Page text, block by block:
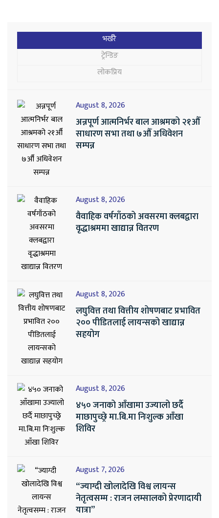
भर्खरै
ट्रेन्डिङ
लोकप्रिय
August 8, 2026
अन्नपूर्ण आत्मनिर्भर बाल आश्रमको २१औँ
साधारण सभा तथा ७औँ अधिवेशन
सम्पन्न
August 8, 2026
वैवाहिक वर्षगाँठको अवसरमा क्लबद्वारा
वृद्धाश्रममा खाद्यान्न वितरण
August 8, 2026
लघुवित्त तथा वित्तीय शोषणबाट प्रभावित
२०० पीडितलाई लायन्सको खाद्यान्न
सहयोग
August 8, 2026
४५० जनाको आँखामा उज्यालो छर्दै
माछापुच्छ्रे मा.बि.मा निःशुल्क आँखा
शिविर
August 7, 2026
“ज्याग्दी खोलादेखि विश्व लायन्स
नेतृत्वसम्म : राजन लम्सालको प्रेरणादायी
यात्रा”